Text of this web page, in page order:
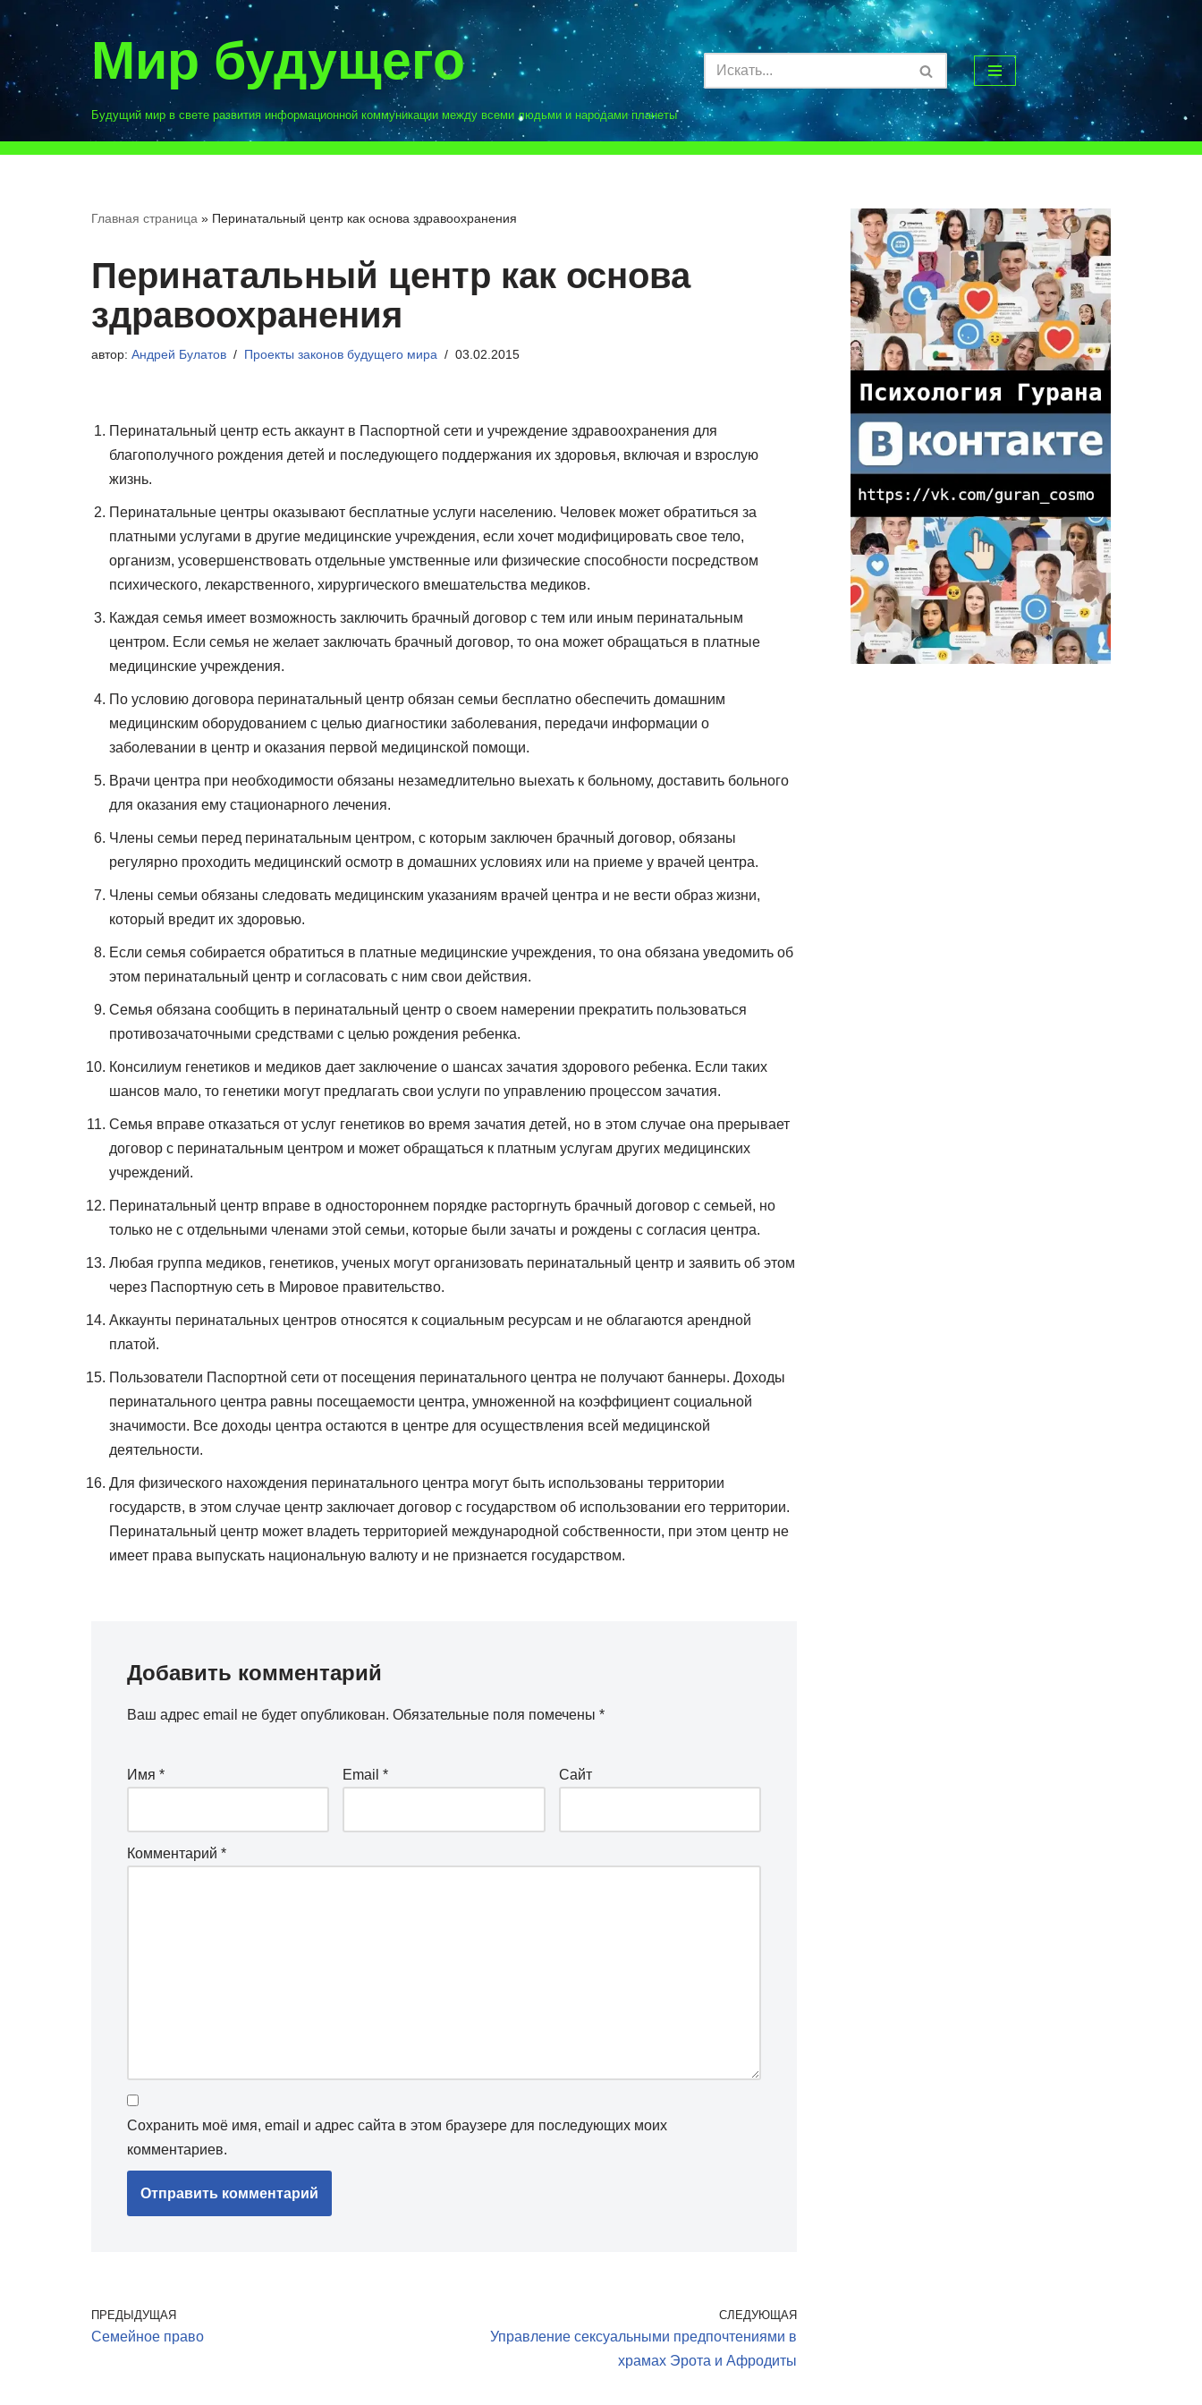
Перейти
к
содержимому
Мир будущего
Будущий мир в свете развития информационной коммуникации между всеми людьми и народами планеты
Главная страница » Перинатальный центр как основа здравоохранения
Перинатальный центр как основа
здравоохранения
автор: Андрей Булатов Проекты законов будущего мира 03.02.2015
Перинатальный центр есть аккаунт в Паспортной сети и учреждение здравоохранения для
благополучного рождения детей и последующего поддержания их здоровья, включая и взрослую
жизнь.
Перинатальные центры оказывают бесплатные услуги населению. Человек может обратиться за
платными услугами в другие медицинские учреждения, если хочет модифицировать свое тело,
организм, усовершенствовать отдельные умственные или физические способности посредством
психического, лекарственного, хирургического вмешательства медиков.
Каждая семья имеет возможность заключить брачный договор с тем или иным перинатальным
центром. Если семья не желает заключать брачный договор, то она может обращаться в платные
медицинские учреждения.
По условию договора перинатальный центр обязан семьи бесплатно обеспечить домашним
медицинским оборудованием с целью диагностики заболевания, передачи информации о
заболевании в центр и оказания первой медицинской помощи.
Врачи центра при необходимости обязаны незамедлительно выехать к больному, доставить больного
для оказания ему стационарного лечения.
Члены семьи перед перинатальным центром, с которым заключен брачный договор, обязаны
регулярно проходить медицинский осмотр в домашних условиях или на приеме у врачей центра.
Члены семьи обязаны следовать медицинским указаниям врачей центра и не вести образ жизни,
который вредит их здоровью.
Если семья собирается обратиться в платные медицинские учреждения, то она обязана уведомить об
этом перинатальный центр и согласовать с ним свои действия.
Семья обязана сообщить в перинатальный центр о своем намерении прекратить пользоваться
противозачаточными средствами с целью рождения ребенка.
Консилиум генетиков и медиков дает заключение о шансах зачатия здорового ребенка. Если таких
шансов мало, то генетики могут предлагать свои услуги по управлению процессом зачатия.
Семья вправе отказаться от услуг генетиков во время зачатия детей, но в этом случае она прерывает
договор с перинатальным центром и может обращаться к платным услугам других медицинских
учреждений.
Перинатальный центр вправе в одностороннем порядке расторгнуть брачный договор с семьей, но
только не с отдельными членами этой семьи, которые были зачаты и рождены с согласия центра.
Любая группа медиков, генетиков, ученых могут организовать перинатальный центр и заявить об этом
через Паспортную сеть в Мировое правительство.
Аккаунты перинатальных центров относятся к социальным ресурсам и не облагаются арендной
платой.
Пользователи Паспортной сети от посещения перинатального центра не получают баннеры. Доходы
перинатального центра равны посещаемости центра, умноженной на коэффициент социальной
значимости. Все доходы центра остаются в центре для осуществления всей медицинской
деятельности.
Для физического нахождения перинатального центра могут быть использованы территории
государств, в этом случае центр заключает договор с государством об использовании его территории.
Перинатальный центр может владеть территорией международной собственности, при этом центр не
имеет права выпускать национальную валюту и не признается государством.
Добавить комментарий
Ваш адрес email не будет опубликован. Обязательные поля помечены *
Имя * Email* Сайт
Комментарий *
Сохранить моё имя, email и адрес сайта в этом браузере для последующих моих
комментариев.
ПРЕДЫДУЩАЯ
Семейное право
СЛЕДУЮЩАЯ
Управление сексуальными предпочтениями в
храмах Эрота и Афродиты